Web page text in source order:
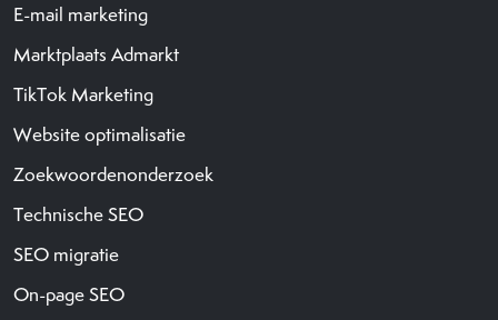
E-mail marketing
Marktplaats Admarkt
TikTok Marketing
Website optimalisatie
Zoekwoordenonderzoek
Technische SEO
SEO migratie
On-page SEO